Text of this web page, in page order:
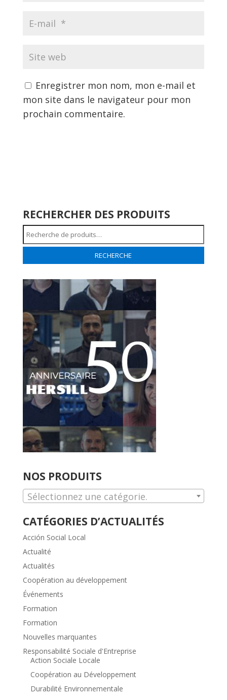
Enregistrer mon nom, mon e-mail et
mon site dans le navigateur pour mon
prochain commentaire.
RECHERCHER DES PRODUITS
Recherche
pour :
RECHERCHE
NOS PRODUITS
Sélectionnez une catégorie.
CATÉGORIES D’ACTUALITÉS
Acción Social Local
Actualité
Actualités
Coopération au développement
Événements
Formation
Formation
Nouvelles marquantes
Responsabilité Sociale d'Entreprise
Action Sociale Locale
Coopération au Développement
Durabilité Environnementale